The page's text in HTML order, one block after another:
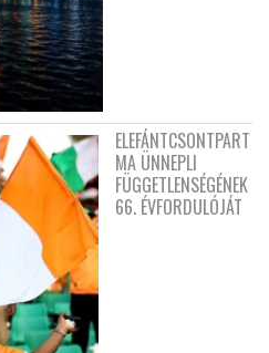
ELEFÁNTCSONTPART
MA ÜNNEPLI
FÜGGETLENSÉGÉNEK
66. ÉVFORDULÓJÁT